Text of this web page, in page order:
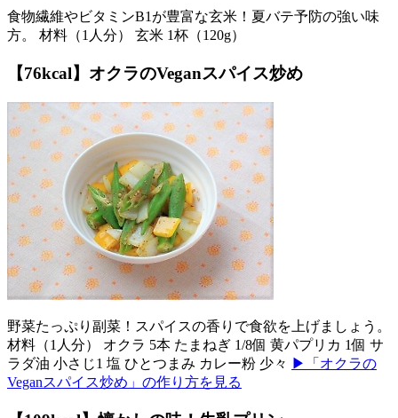
食物繊維やビタミンB1が豊富な玄米！夏バテ予防の強い味
方。 材料（1人分） 玄米 1杯（120g）
【76kcal】オクラのVeganスパイス炒め
野菜たっぷり副菜！スパイスの香りで食欲を上げましょう。
材料（1人分） オクラ 5本 たまねぎ 1/8個 黄パプリカ 1個 サ
ラダ油 小さじ1 塩 ひとつまみ カレー粉 少々 ▶「オクラの
Veganスパイス炒め」の作り方を見る